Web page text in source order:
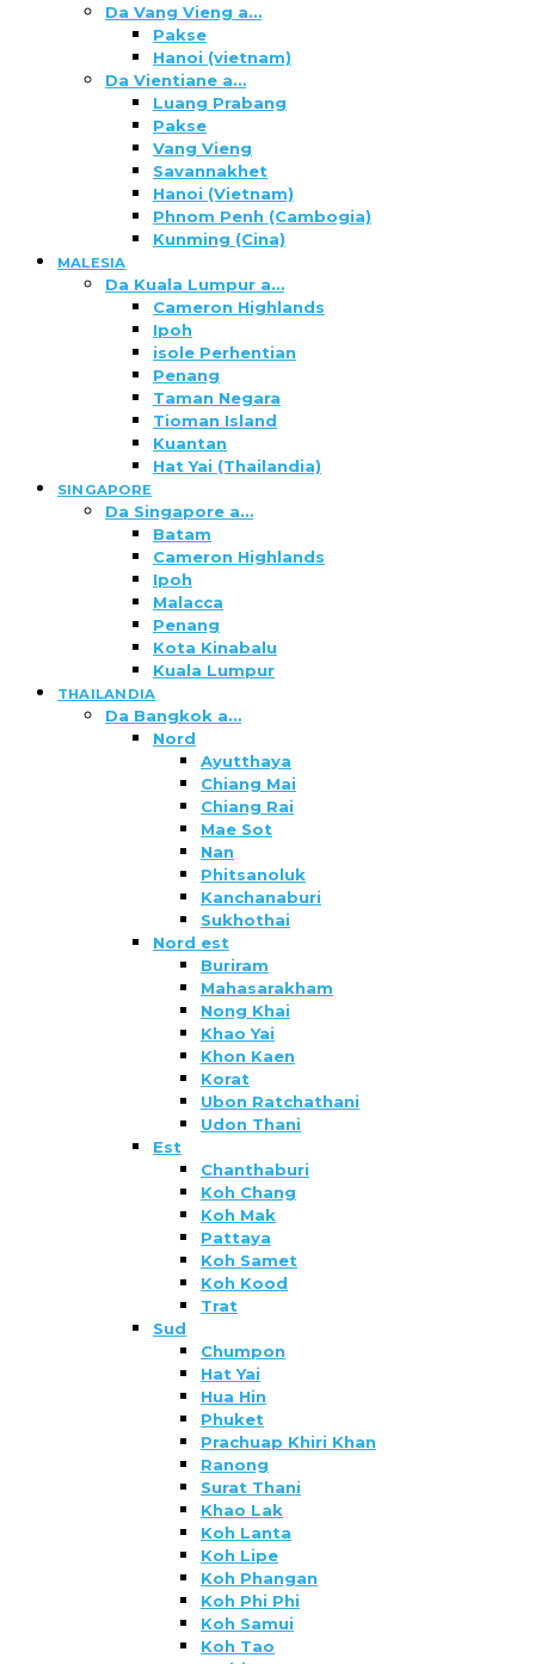
Da Vang Vieng a…
Pakse
Hanoi (vietnam)
Da Vientiane a…
Luang Prabang
Pakse
Vang Vieng
Savannakhet
Hanoi (Vietnam)
Phnom Penh (Cambogia)
Kunming (Cina)
MALESIA
Da Kuala Lumpur a…
Cameron Highlands
Ipoh
isole Perhentian
Penang
Taman Negara
Tioman Island
Kuantan
Hat Yai (Thailandia)
SINGAPORE
Da Singapore a…
Batam
Cameron Highlands
Ipoh
Malacca
Penang
Kota Kinabalu
Kuala Lumpur
THAILANDIA
Da Bangkok a…
Nord
Ayutthaya
Chiang Mai
Chiang Rai
Mae Sot
Nan
Phitsanoluk
Kanchanaburi
Sukhothai
Nord est
Buriram
Mahasarakham
Nong Khai
Khao Yai
Khon Kaen
Korat
Ubon Ratchathani
Udon Thani
Est
Chanthaburi
Koh Chang
Koh Mak
Pattaya
Koh Samet
Koh Kood
Trat
Sud
Chumpon
Hat Yai
Hua Hin
Phuket
Prachuap Khiri Khan
Ranong
Surat Thani
Khao Lak
Koh Lanta
Koh Lipe
Koh Phangan
Koh Phi Phi
Koh Samui
Koh Tao